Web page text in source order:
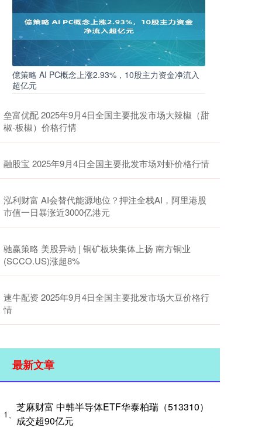
億策略 AI PC概念上涨2.93%，10股主力资金净流入
超亿元
垒富优配 2025年9月4日全国主要批发市场大辣椒（甜
椒-板椒）价格行情
融股宝 2025年9月4日全国主要批发市场对虾价格行情
泓利财富 AI会替代能源地位？押注全栈AI，阿里港股
市值一日暴涨近3000亿港元
驰赢策略 美股异动 | 铜矿板块集体上扬 南方铜业
(SCCO.US)涨超8%
速牛配资 2025年9月4日全国主要批发市场大豆价格行
情
最新文章
1、
芝麻财富 中韩半导体ETF华泰柏瑞（513310）
成交超90亿元